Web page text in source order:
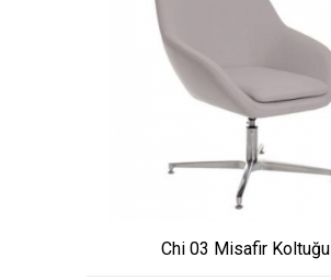
Chi 03 Misafir Koltuğu